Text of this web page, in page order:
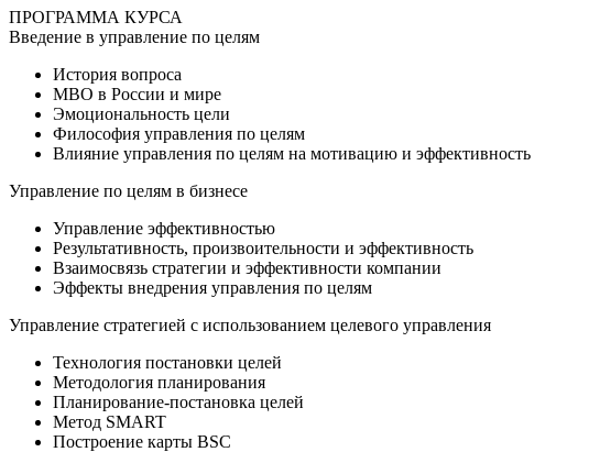
ПРОГРАММА КУРСА
Введение в управление по целям
История вопроса
MBO в России и мире
Эмоциональность цели
Философия управления по целям
Влияние управления по целям на мотивацию и эффективность
Управление по целям в бизнесе
Управление эффективностью
Результативность, произвоительности и эффективность
Взаимосвязь стратегии и эффективности компании
Эффекты внедрения управления по целям
Управление стратегией с использованием целевого управления
Технология постановки целей
Методология планирования
Планирование-постановка целей
Метод SMART
Построение карты BSC